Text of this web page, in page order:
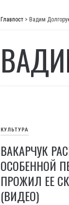
Главпост > Вадим
КУЛЬТУРА
ВАКАРЧУК
ОСОБЕННОЙ
ПРОЖИЛ ЕЕ
(ВИДЕО)